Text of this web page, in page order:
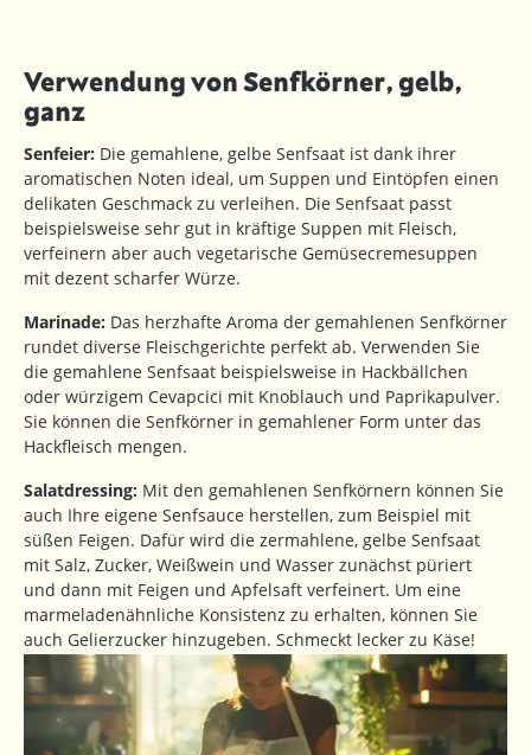
Verwendung von Senfkörner, gelb,
ganz
Senfeier: Die gemahlene, gelbe Senfsaat ist dank ihrer
aromatischen Noten ideal, um Suppen und Eintöpfen einen
delikaten Geschmack zu verleihen. Die Senfsaat passt
beispielsweise sehr gut in kräftige Suppen mit Fleisch,
verfeinern aber auch vegetarische Gemüsecremesuppen
mit dezent scharfer Würze.
Marinade: Das herzhafte Aroma der gemahlenen Senfkörner
rundet diverse Fleischgerichte perfekt ab. Verwenden Sie
die gemahlene Senfsaat beispielsweise in Hackbällchen
oder würzigem Cevapcici mit Knoblauch und Paprikapulver.
Sie können die Senfkörner in gemahlener Form unter das
Hackfleisch mengen.
Salatdressing: Mit den gemahlenen Senfkörnern können Sie
auch Ihre eigene Senfsauce herstellen, zum Beispiel mit
süßen Feigen. Dafür wird die zermahlene, gelbe Senfsaat
mit Salz, Zucker, Weißwein und Wasser zunächst püriert
und dann mit Feigen und Apfelsaft verfeinert. Um eine
marmeladenähnliche Konsistenz zu erhalten, können Sie
auch Gelierzucker hinzugeben. Schmeckt lecker zu Käse!